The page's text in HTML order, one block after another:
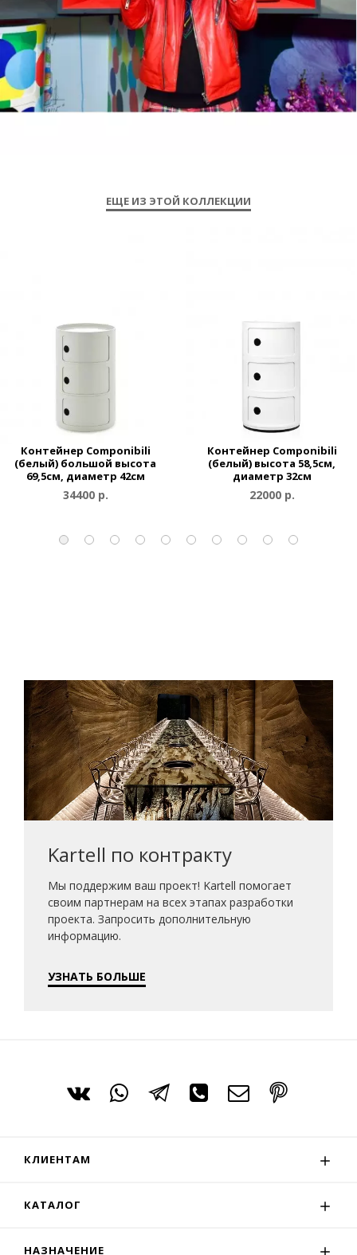
ЕЩЕ ИЗ ЭТОЙ КОЛЛЕКЦИИ
Контейнер Componibili
(белый) большой высота
69,5см, диаметр 42см
34400 р.
Контейнер Componibili
(белый) высота 58,5см,
диаметр 32см
22000 р.
Kartell по контракту
Мы поддержим ваш проект! Kartell помогает
своим партнерам на всех этапах разработки
проекта. Запросить дополнительную
информацию.
УЗНАТЬ БОЛЬШЕ
КЛИЕНТАМ
КАТАЛОГ
НАЗНАЧЕНИЕ